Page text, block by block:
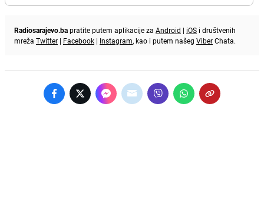
Radiosarajevo.bapratite putem aplikacije za Android | iOS i društvenih
mreža Twitter | Facebook | Instagram, kao i putem našeg ViberChata.